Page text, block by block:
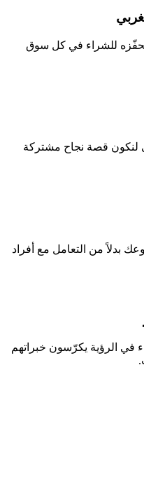
للشراء في كل سوق
لنكون قصة نجاح مشتركة
بدلاً من التعامل مع أفراد
في الرؤية يكرّسون خبراتهم